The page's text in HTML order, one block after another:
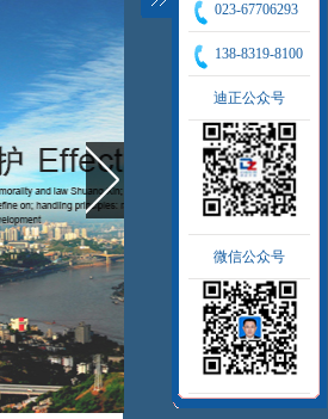
023-67706293
138-8319-8100
迪正公众号
微信公众号